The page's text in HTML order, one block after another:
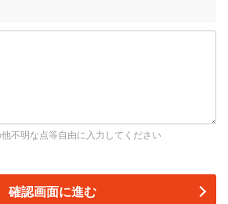
不明な点等自由に入力してください